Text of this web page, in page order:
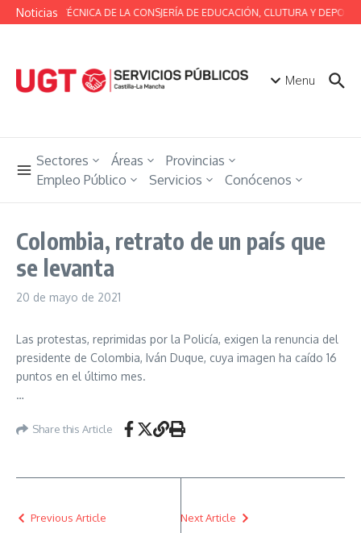
Saltar al contenido
Noticias
MESA TÉCNICA DE LA CONSJERÍA DE EDUCACIÓN, CLUTURA Y
Menu
Sectores Áreas
Provincias
Empleo Público
Servicios Conócenos
Colombia, retrato de un país que
se levanta
20 de mayo de 2021
Las protestas, reprimidas por la Policía, exigen la renuncia del
presidente de Colombia, Iván Duque, cuya imagen ha caído 16
puntos en el último mes.
…
Share this Article
Previous Article Next Article